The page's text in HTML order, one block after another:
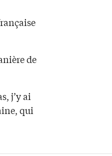
de
j’y ai
qui